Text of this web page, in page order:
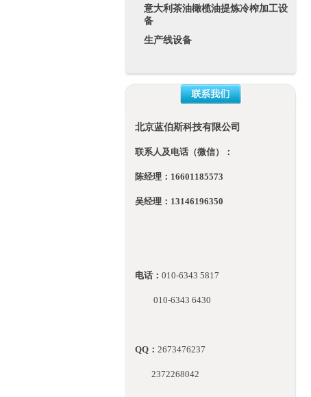
意大利茶油橄榄油提炼冷榨加工设
备
生产线设备
北京蓝伯斯科技有限公司
联系人及电话（微信）：
陈经理：16601185573
吴经理：13146196350
电话： 010-6343 5817
010-6343 6430
QQ： 2673476237
2372268042